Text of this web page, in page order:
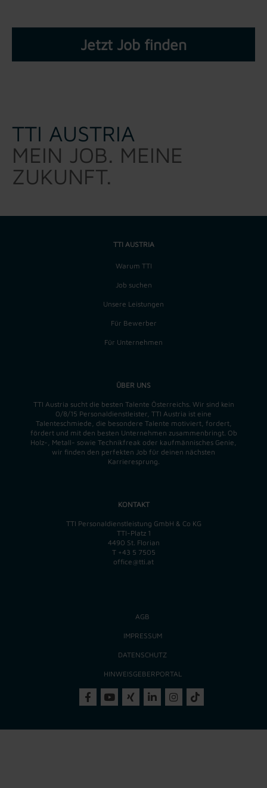
Jetzt Job finden
TTI AUSTRIA
MEIN JOB. MEINE
ZUKUNFT.
TTI AUSTRIA
Warum TTI
Job suchen
Unsere Leistungen
Für Bewerber
Für Unternehmen
ÜBER UNS
TTI Austria sucht die besten Talente Österreichs. Wir sind kein
0/8/15 Personaldienstleister, TTI Austria ist eine
Talenteschmiede, die besondere Talente motiviert, fordert,
fördert und mit den besten Unternehmen zusammenbringt. Ob
Holz-, Metall- sowie Technikfreak oder kaufmännisches Genie,
wir finden den perfekten Job für deinen nächsten
Karrieresprung.
KONTAKT
TTI Personaldienstleistung GmbH & Co KG
TTI-Platz 1
4490 St. Florian
T +43 5 7505
office@tti.at
AGB
IMPRESSUM
DATENSCHUTZ
HINWEISGEBERPORTAL